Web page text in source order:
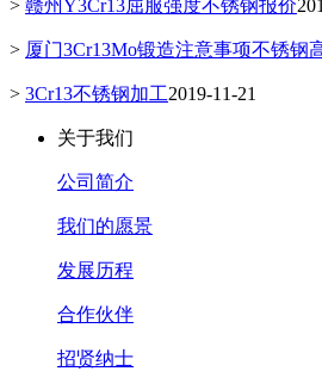
> 赣州Y3Cr13屈服强度不锈钢报价
> 厦门3Cr13Mo锻造注意事项不锈钢
> 3Cr13不锈钢加工2019-11-21
关于我们
公司简介
我们的愿景
发展历程
合作伙伴
招贤纳士